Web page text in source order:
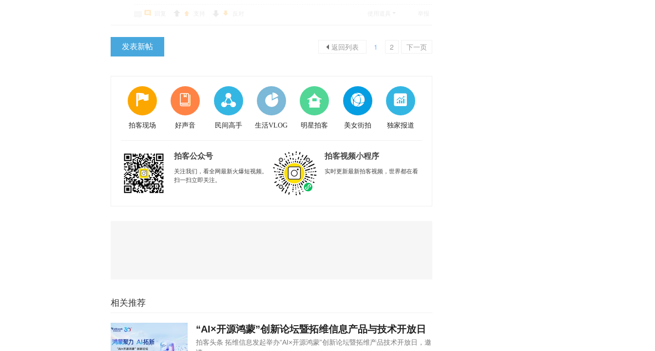
发表新帖 1 2 下一页
返回列表
拍客现场 好声音 民间高手 生活VLOG 明星拍客 美女街拍 独家报道
拍客公众号
关注我们，看全网最新火爆短视频。
扫一扫立即关注。
拍客视频小程序
实时更新最新拍客视频，世界都在看
相关推荐
“AI×开源鸿蒙”创新论坛暨拓维信息产品与技术开放日
拍客头条 拓维信息发起举办“AI×开源鸿蒙”创新论坛暨拓维产品技术开放日，邀